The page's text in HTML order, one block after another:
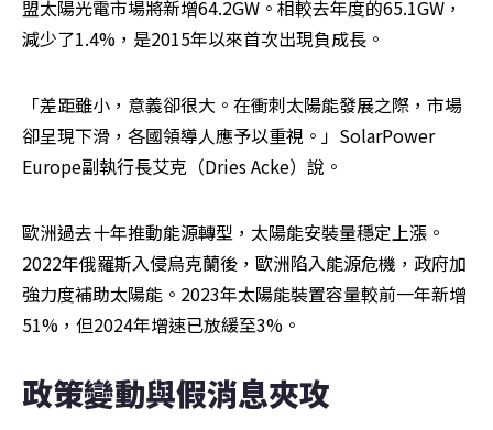
盟太陽光電市場將新增64.2GW。相較去年度的65.1GW，
減少了1.4%，是2015年以來首次出現負成長。
「差距雖小，意義卻很大。在衝刺太陽能發展之際，市場
卻呈現下滑，各國領導人應予以重視。」SolarPower
Europe副執行長艾克（Dries Acke）說。
歐洲過去十年推動能源轉型，太陽能安裝量穩定上漲。
2022年俄羅斯入侵烏克蘭後，歐洲陷入能源危機，政府加
強力度補助太陽能。2023年太陽能裝置容量較前一年新增
51%，但2024年增速已放緩至3%。
政策變動與假消息夾攻